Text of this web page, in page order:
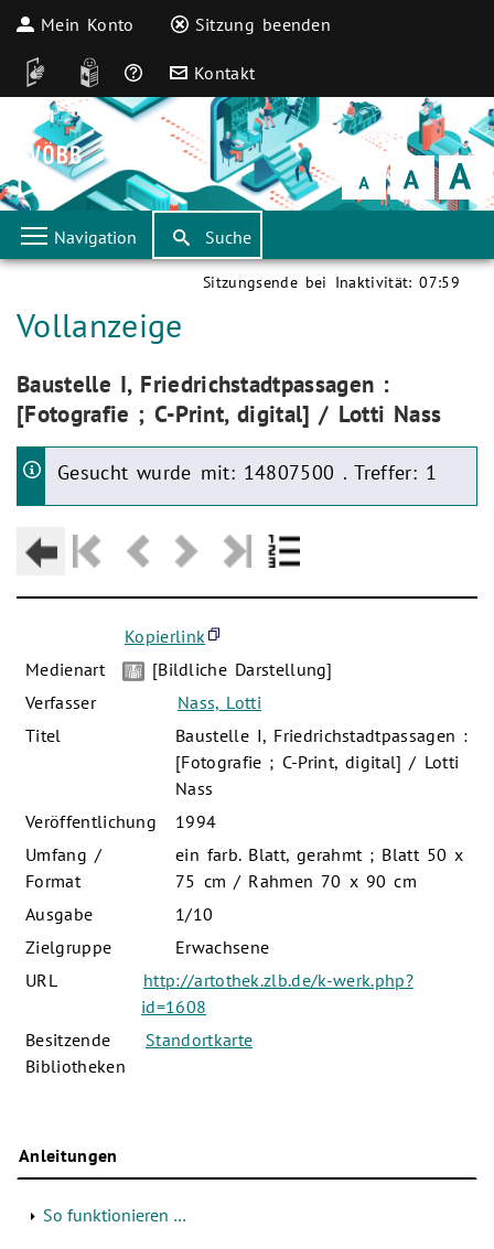
Mein Konto Sitzung beenden
DGS Leichte Sprache
Häufige Fragen
Kontakt
Schrift
klein Schrift
normal Schrift
groß
Navigation Suche
Sitzungsende bei Inaktivität: 07:59
Aktuelle Seite:
Vollanzeige
Aktuelle Seite:
Baustelle I, Friedrichstadtpassagen :
[Fotografie ; C-Print, digital] / Lotti Nass
Gesucht wurde mit: 14807500 . Treffer: 1
Kopierlink
Medienart
[Bildliche Darstellung]
Verfasser
Nass, Lotti
Titel
Baustelle I, Friedrichstadtpassagen :
[Fotografie ; C-Print, digital] / Lotti
Nass
Veröffentlichung
1994
Umfang /
Format
ein farb. Blatt, gerahmt ; Blatt 50 x
75 cm / Rahmen 70 x 90 cm
Ausgabe
1/10
Zielgruppe
Erwachsene
URL
http://artothek.zlb.de/k-werk.php?
id=1608
Besitzende
Bibliotheken
Standortkarte
Anleitungen
So funktionieren …